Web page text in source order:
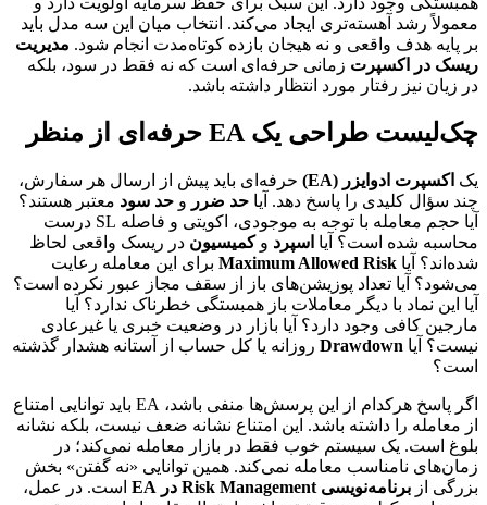
معمولاً رشد آهسته‌تری ایجاد می‌کند. انتخاب میان این سه مدل باید
بر پایه هدف واقعی و نه هیجان بازده کوتاه‌مدت انجام شود. مدیریت
ریسک در اکسپرت زمانی حرفه‌ای است که نه فقط در سود، بلکه
در زیان نیز رفتار مورد انتظار داشته باشد.
چک‌لیست طراحی یک EA حرفه‌ای از منظر
یک اکسپرت ادوایزر (EA)
حرفه‌ای باید پیش از ارسال هر سفارش،
چند سؤال کلیدی را پاسخ دهد. آیا حد ضرر و حد سود معتبر هستند؟
آیا حجم معامله با توجه به موجودی، اکویتی و فاصله SL درست
محاسبه شده است؟ آیا اسپرد وکمیسیون در ریسک واقعی لحاظ
شده‌اند؟ آیا Maximum Allowed Risk برای این معامله رعایت
می‌شود؟ آیا تعداد پوزیشن‌های باز از سقف مجاز عبور نکرده است؟
آیا این نماد با دیگر معاملات باز همبستگی خطرناک ندارد؟ آیا
مارجین کافی وجود دارد؟ آیا بازار در وضعیت خبری یا غیرعادی
نیست؟ آیا Drawdown روزانه یا کل حساب از آستانه هشدار گذشته
است؟
اگر پاسخ هرکدام از این پرسش‌ها منفی باشد، EA باید توانایی امتناع
از معامله را داشته باشد. این امتناع نشانه ضعف نیست، بلکه نشانه
بلوغ است. یک سیستم خوب فقط در بازار معامله نمی‌کند؛ در
زمان‌های نامناسب معامله نمی‌کند. همین توانایی «نه گفتن» بخش
بزرگی از برنامه‌نویسی Risk Management در EA
است. در عمل،